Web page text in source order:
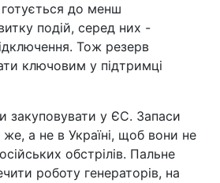
до менш
подій, серед них -
Тож резерв
ключовим у підтримці
закуповувати у ЄС. Запаси
же, а не в Україні, щоб вони не
обстрілів. Пальне
роботу генераторів, на